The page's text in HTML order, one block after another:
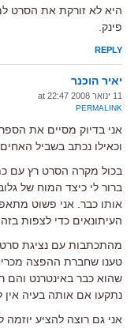
היא לא זורקת את הסרט
פינק.
REPLY
יאיר הוכנר
11 ינואר 2008 at 22:47
PERMALINK
אני בדיוק מסיים את
וכאילו נכתב בשביל האחים
בכול מקרה הסרט רץ עם
ברור לי כיצד המוח של
אותו כבר. אני פשוט
העיתונאים כדי לצפות
מהתכתבות עם נציגת
טענו שחברת ההפצה
שהוא כבר באינטרנט והם
נתקעו אם אותה בעיה אין
אני גם רוצה להציע יוזמה